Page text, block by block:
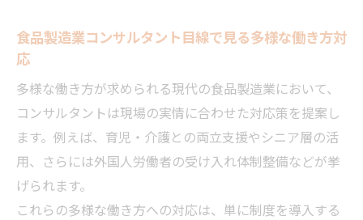
食品製造業コンサルタント目線で見る多様な働き方対
応
多様な働き方が求められる現代の食品製造業において、
コンサルタントは現場の実情に合わせた対応策を提案し
ます。例えば、育児・介護との両立支援やシニア層の活
用、さらには外国人労働者の受け入れ体制整備などが挙
げられます。
これらの多様な働き方への対応は、単に制度を導入する